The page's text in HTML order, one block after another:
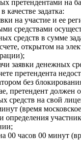
претендентами на
качестве задатка:
на участие и ее
средствами
средств в сумме
открытом на
заявки денежных
претендента
без
претендент должен
средств на свой
(время
определения
00 часов 00 минут